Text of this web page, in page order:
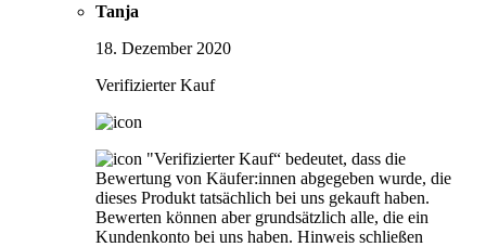
Tanja
18. Dezember 2020
Verifizierter Kauf
"Verifizierter Kauf“ bedeutet, dass die
Bewertung von Käufer:innen abgegeben wurde, die
dieses Produkt tatsächlich bei uns gekauft haben.
Bewerten können aber grundsätzlich alle, die ein
Kundenkonto bei uns haben. Hinweis schließen